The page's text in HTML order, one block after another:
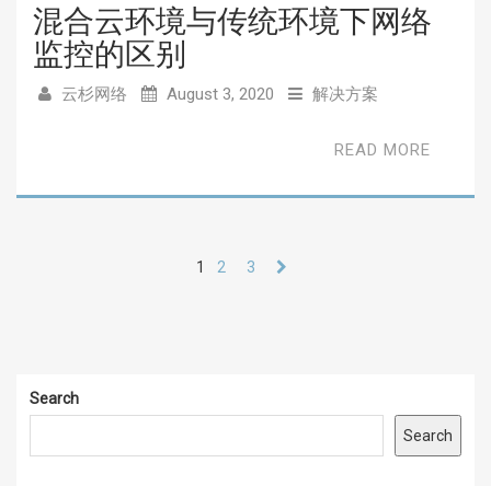
混合云环境与传统环境下网络
监控的区别
云杉网络 August 3, 2020 解决方案
READ MORE
1 2 3
Search
Search